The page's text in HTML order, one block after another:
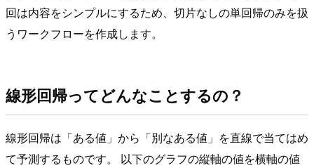
回は内容をシンプルにするため、切片なしの単回帰のみを扱
うワークフローを作成します。
線形回帰ってどんなことするの？
線形回帰は「ある値」から「別なある値」を直線で当てはめ
て予測するものです。 以下のグラフの縦軸の値を横軸の値